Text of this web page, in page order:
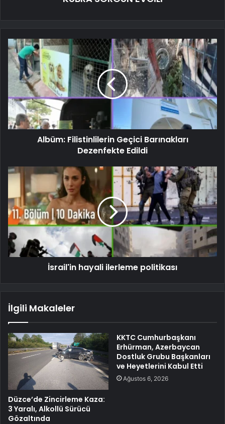
Albüm: Filistinlilerin Geçici Barınakları
Dezenfekte Edildi
İsrail'in hayali ilerleme politikası
İlgili Makaleler
Düzce’de Zincirleme Kaza:
3 Yaralı, Alkollü Sürücü
Gözaltında
KKTC Cumhurbaşkanı
Erhürman, Azerbaycan
Dostluk Grubu Başkanları
ve Heyetlerini Kabul Etti
Ağustos 6, 2026